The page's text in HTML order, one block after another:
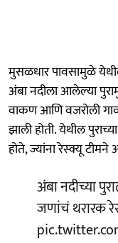
मुसळधार पावसामुळे
अंबा नदीला आलेल्या
वाकण आणि वजरोली
झाली होती. येथील
होते, ज्यांना रेस्क्यू
अंबा नदीच्या
जणांचं थरारक